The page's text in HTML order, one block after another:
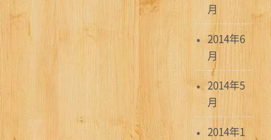
月
2014年6
月
2014年5
月
2014年1